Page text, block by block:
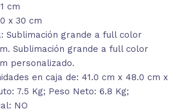
cm
x 30 cm
Sublimación grande a full color
Sublimación grande a full color
personalizado.
en caja de: 41.0 cm x 48.0 cm x
7.5 Kg; Peso Neto: 6.8 Kg;
NO